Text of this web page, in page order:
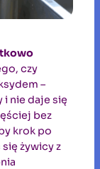
czy
–
nie daje się
bez
krok po
żywicy z